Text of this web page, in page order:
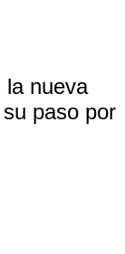
la nueva
paso por